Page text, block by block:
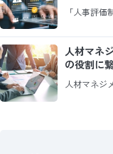
「人事評
人材マネ
の役割に
人材マネジ